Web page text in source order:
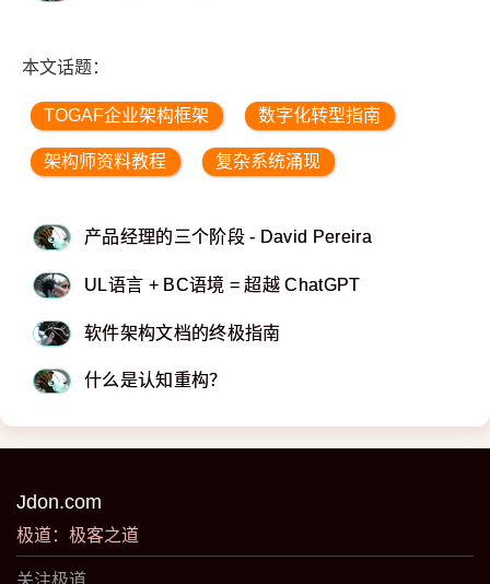
本文话题：
TOGAF企业架构框架 数字化转型指南
架构师资料教程 复杂系统涌现
产品经理的三个阶段 - David Pereira
UL语言 + BC语境 = 超越 ChatGPT
软件架构文档的终极指南
什么是认知重构？
Jdon.com
极道：极客之道